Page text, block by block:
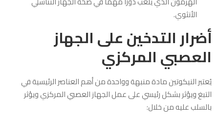
الأنثوي.
أضرار التدخين على الجهاز
العصبي المركزي
يُعتبر النيكوتين مادة منبهة وواحدة من أهم العناصر الرئيسية في
التبغ ويؤثر بشكل رئيسي على عمل الجهاز العصبي المركزي ويؤثر
بالسلب عليه من خلال: